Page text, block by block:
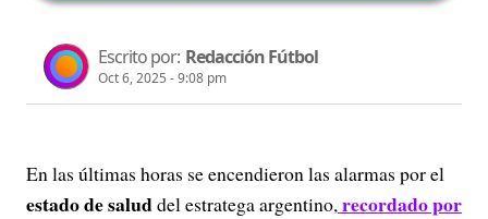
Escrito por: Redacción Fútbol
Oct 6, 2025 - 9:08 pm
En las últimas horas se encendieron las alarmas por el
estado de saluddel estratega argentino,recordado por